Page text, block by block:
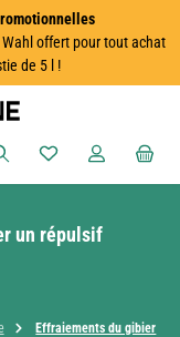
offert pour tout achat
de 5 l !
Vous avez 0
un répulsif
Effraiements du gibier